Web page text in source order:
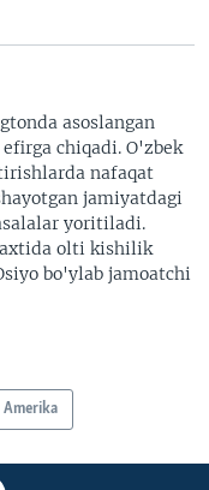
asoslangan
chiqadi. O'zbek
nafaqat
jamiyatdagi
yoritiladi.
olti kishilik
bo'ylab jamoatchi
Amerika